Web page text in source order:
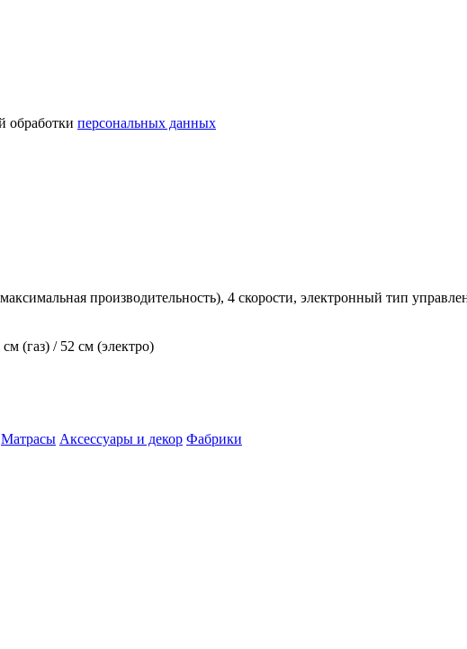
обработки персональных данных
производительность), 4 скорости, электронный тип
см (газ) / 52 см (электро)
Матрасы Аксессуары и декор Фабрики